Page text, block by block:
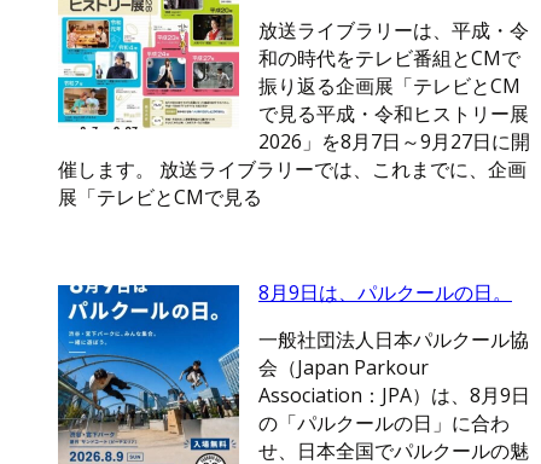
放送ライブラリーは、平成・令
和の時代をテレビ番組とCMで
振り返る企画展「テレビとCM
で見る平成・令和ヒストリー展
2026」を8月7日～9月27日に開
催します。 放送ライブラリーでは、これまでに、企画
展「テレビとCMで見る
8月9日は、パルクールの日。
一般社団法人日本パルクール協
会（Japan Parkour
Association：JPA）は、8月9日
の「パルクールの日」に合わ
せ、日本全国でパルクールの魅